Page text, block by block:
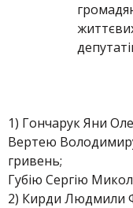
1) Гончарук Яни
Вертею
гривень;
Губію Сергію
2) Кирди Людмили